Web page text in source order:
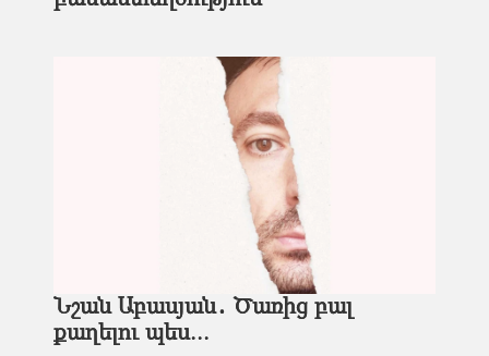
Նշան Աբասյան․ Ծառից բալ
քաղելու պես...